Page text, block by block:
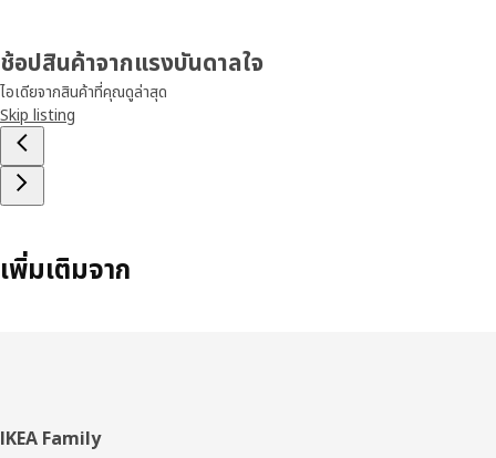
ช้อปสินค้าจากแรงบันดาลใจ
ไอเดียจากสินค้าที่คุณดูล่าสุด
Skip listing
เพิ่มเติมจาก
ส่วน
IKEA Family